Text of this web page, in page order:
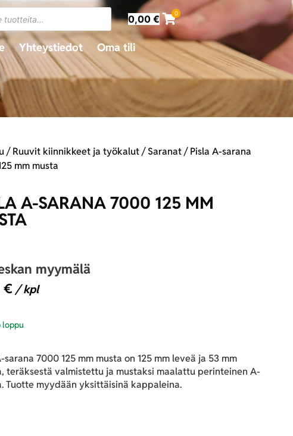
0,00€ 0
Yhteystiedot Oma tili
/Ruuvit kiinnikkeet ja työkalut/Saranat/ Pisla A-sarana
mm musta
A-SARANA 7000 125 MM
myymälä
€ / kpl
loppu
sarana 7000 125 mm musta on 125 mm leveä ja 53 mm
teräksestä valmistettu ja mustaksi maalattu perinteinen A-
Tuotte myydään yksittäisinä kappaleina.